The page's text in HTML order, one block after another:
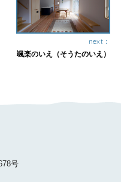
next：
颯楽のいえ（そうたのいえ）
号